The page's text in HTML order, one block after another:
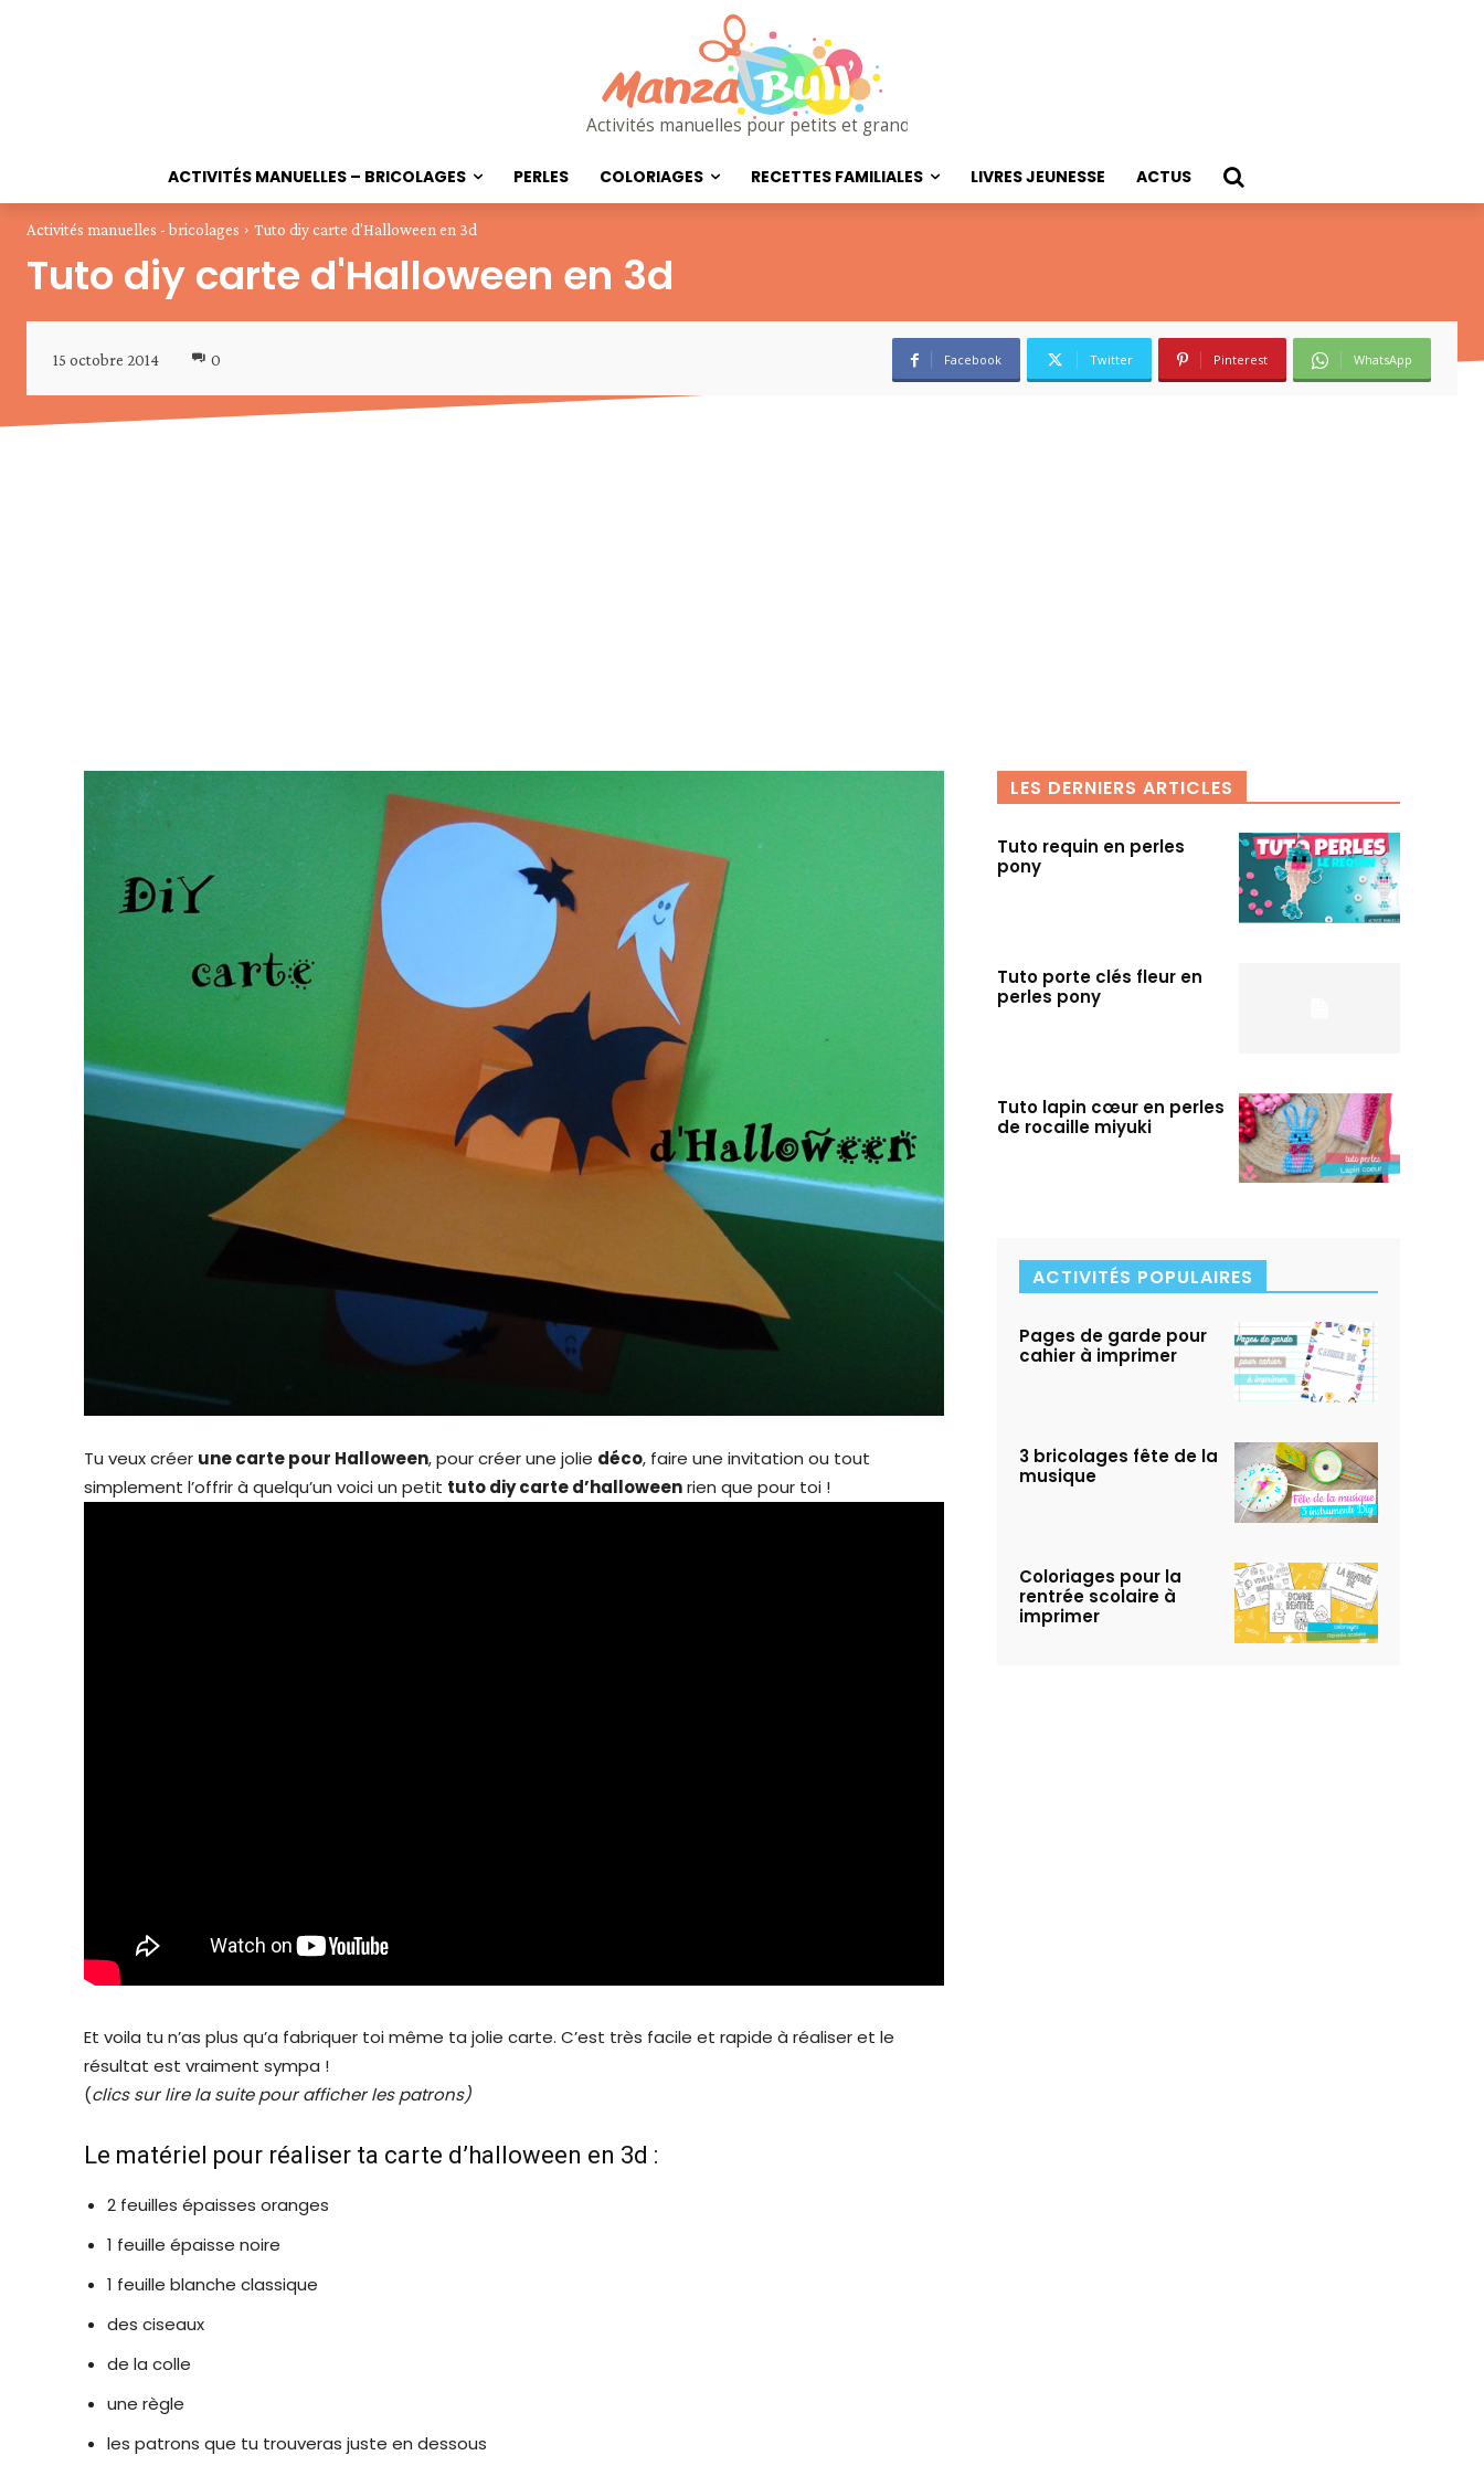
Activités manuelles pour petits et grands
ACTIVITÉS MANUELLES – BRICOLAGES PERLES COLORIAGES RECETTES FAMILIALES LIVRES JEUNESSE ACTUS
Activités manuelles - bricolages Tuto diy carte d'Halloween en 3d
Tuto diy carte d'Halloween en 3d
15 octobre 2014 0 Facebook Twitter Pinterest WhatsApp
Tu veux créer une carte pour Halloween, pour créer une jolie déco, faire une invitation ou tout
simplement l’offrir à quelqu’un voici un petit tuto diy carte d’halloweenrien que pour toi !
Et voila tu n’as plus qu’a fabriquer toi même ta jolie carte. C’est très facile et rapide à réaliser et le
résultat est vraiment sympa !
(clics sur lire la suite pour afficher les patrons)
Le matériel pour réaliser ta carte d’halloween en 3d :
2 feuilles épaisses oranges
1 feuille épaisse noire
1 feuille blanche classique
des ciseaux
de la colle
une règle
les patrons que tu trouveras juste en dessous
LES DERNIERS ARTICLES
Tuto requin en perles
pony
Tuto porte clés fleur en
perles pony
Tuto lapin cœur en perles
de rocaille miyuki
ACTIVITÉS POPULAIRES
Pages de garde pour
cahier à imprimer
3 bricolages fête de la
musique
Coloriages pour la
rentrée scolaire à
imprimer